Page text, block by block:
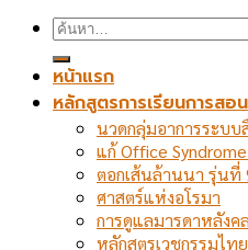
ค้นหา:
หน้าแรก
หลักสูตรการเรียนการสอน
นวดกลุ่มอาการระบ
แก้ Office
ตอกเส้นล้านนา รุ่นที่
ศาสตร์แห่งอโรมา
การดูแลมารดาหลังค
หลักสูตรเวชกรรมไทย